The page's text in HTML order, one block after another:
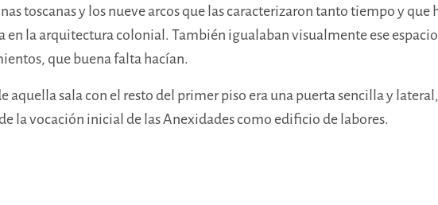
toscanasy los nueve arcos que las caracterizaron tanto tiempo y
la arquitectura colonial. También igualaban visualmente ese
que buena falta hacían.
aquella sala con el resto del primer piso era una puerta sencilla y
la vocación inicial de las Anexidades como edificio de labores.